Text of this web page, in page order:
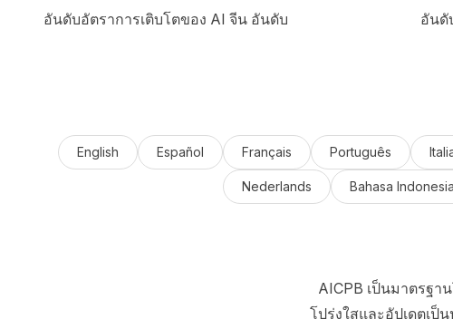
อันดับอัตราการเติบโตของ AI จีน อันดับ
อันดั
English Español Français Português
Nederlands Bahasa Indonesia
AICPB เป็นมาตรฐ
โปร่งใสและอัปเดตเป็